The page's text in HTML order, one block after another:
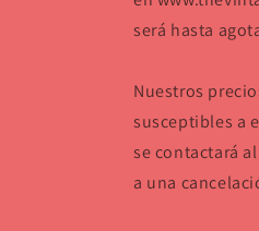
será hasta
Nuestros
susceptibles a
se contactará
a una